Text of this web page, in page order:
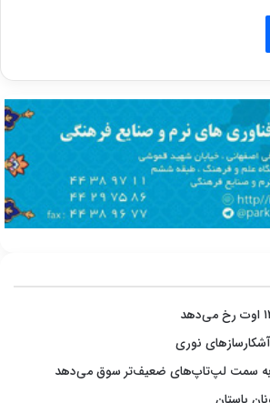
نوری
به سمت لپ‌تاپ‌های ضعیف‌تر سوق می‌دهد